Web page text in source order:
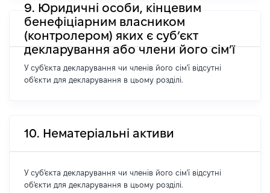
9. Юридичні особи, кінцевим
бенефіціарним власником
(контролером) яких є суб’єкт
декларування або члени його сім’ї
У суб'єкта декларування чи членів його сім'ї відсутні
об'єкти для декларування в цьому розділі.
10. Нематеріальні активи
У суб'єкта декларування чи членів його сім'ї відсутні
об'єкти для декларування в цьому розділі.